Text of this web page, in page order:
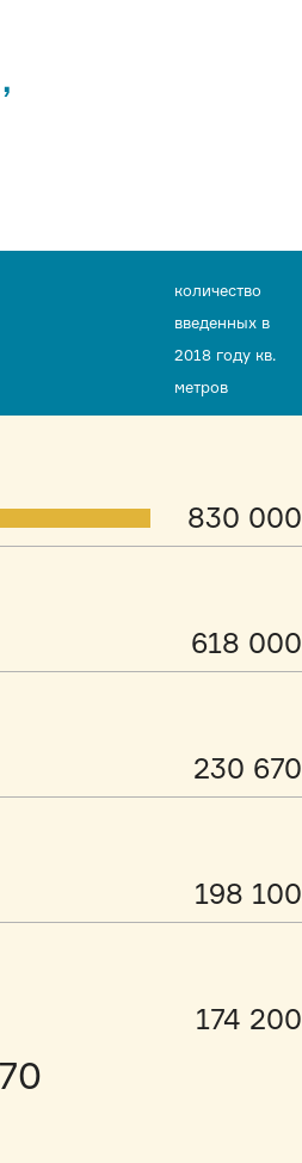
количество
введенных в
2018 году кв.
метров
830 000
618 000
230 670
198 100
174 200